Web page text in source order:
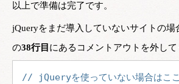
以上で準備は完了です。
jQueryをまだ導入していないサイトの場
の38行目 にあるコメントアウトを外して
// jQueryを使っていない場合はこ